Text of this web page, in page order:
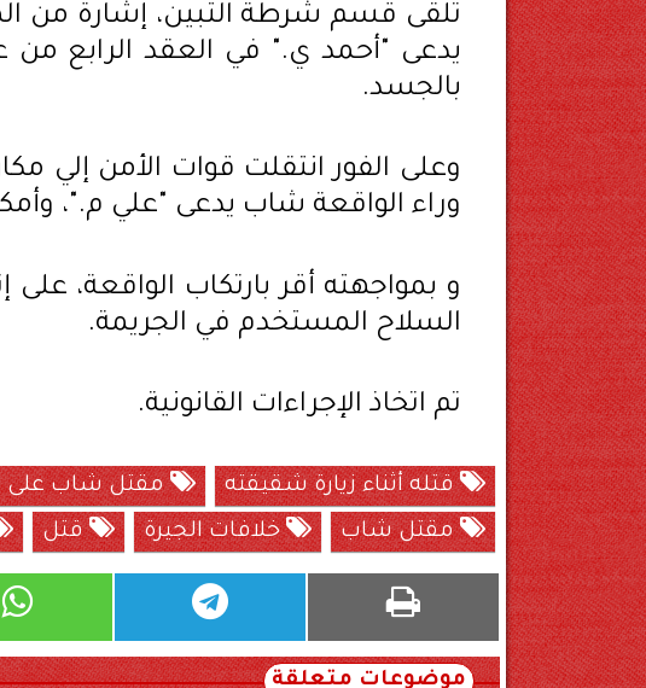
تلقى قسم شرطة التبين، إشارة من
يدعى "أحمد ي." في العقد الرابع
بالجسد.
وعلى الفور انتقلت قوات الأمن إلي
وراء الواقعة شاب يدعى "علي م."،
و بمواجهته أقر بارتكاب الواقعة،
السلاح المستخدم في الجريمة.
تم اتخاذ الإجراءات القانونية.
قتله أثناء زيارة شقيقته مقتل شاب على
مقتل شاب
خلافات الجيرة قتل
موضوعات متعلقة